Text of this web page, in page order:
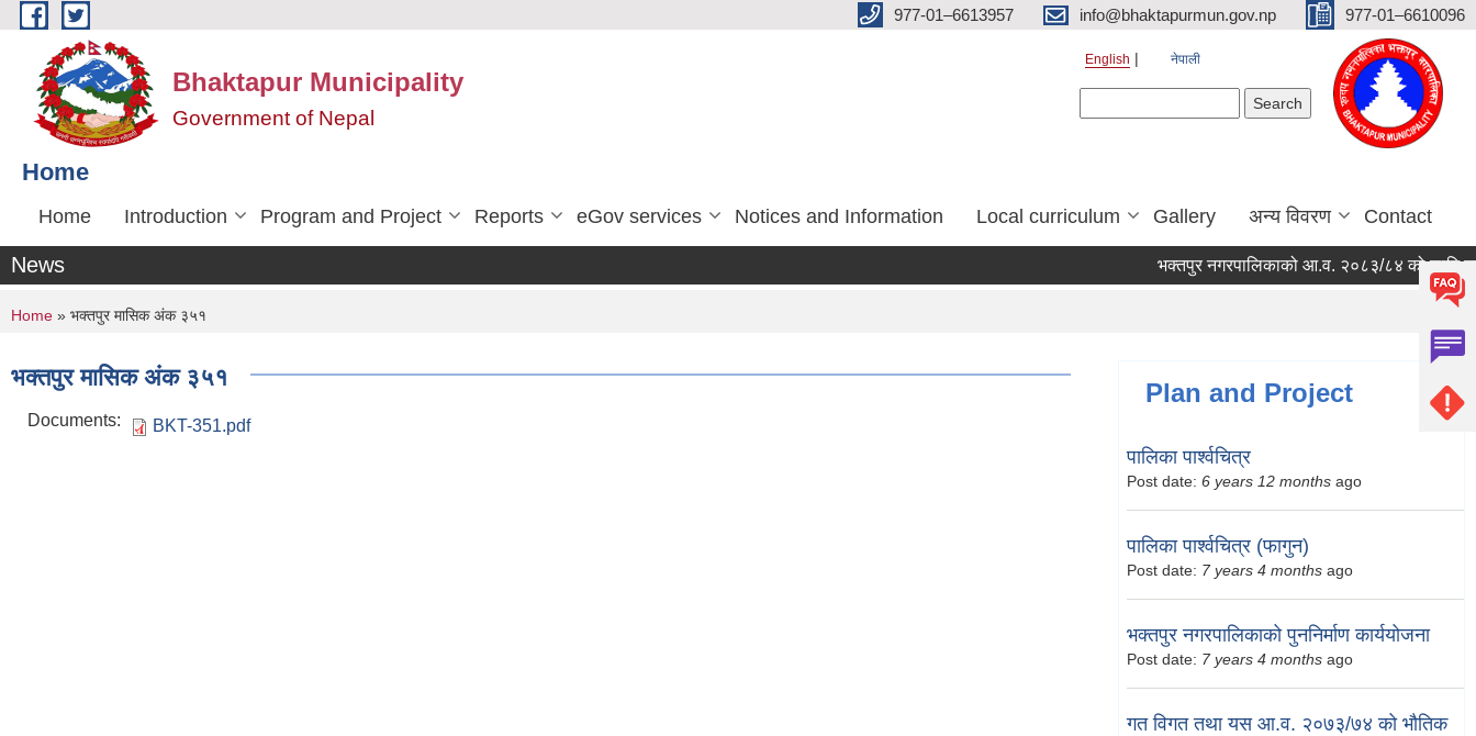
Skip to main content 977-01–6613957 info@bhaktapurmun.gov.np 977-01–6610096
Bhaktapur Municipality
Government of Nepal
English नेपाली
Home
Home Introduction Program and Project Reports eGov services Notices and Information Local curriculum Gallery अन्य विवरण Contact
News भक्तपुर नगरपालिकाको आ.व. २०८३/८४ को लागि
You are here
Home » भक्तपुर मासिक अंक ३५१
भक्तपुर मासिक अंक ३५१
Documents: BKT-351.pdf
Plan and Project
पालिका पार्श्वचित्र
Post date: 6 years 12 months ago
पालिका पार्श्वचित्र (फागुन)
Post date: 7 years 4 months ago
भक्तपुर नगरपालिकाको पुननिर्माण कार्ययोजना
Post date: 7 years 4 months ago
गत विगत तथा यस आ.व. २०७३/७४ को भौतिक